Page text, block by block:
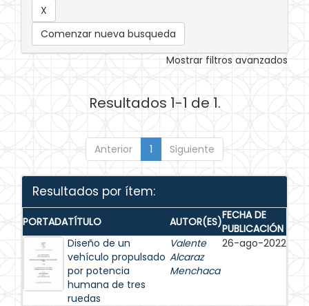
Comenzar nueva busqueda
Mostrar filtros avanzados
Resultados 1-1 de 1.
Anterior 1 Siguiente
Resultados por ítem:
PORTADATÍTULO AUTOR(ES)FECHA DE
PUBLICACIÓN
Diseño de un
vehículo propulsado
por potencia
humana de tres
ruedas
Valente
Alcaraz
Menchaca
26-ago-2022